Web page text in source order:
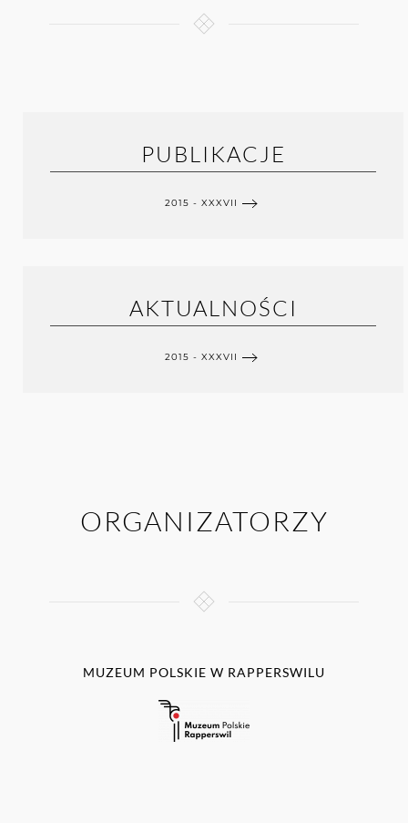
PUBLIKACJE
2015 - XXXVII
AKTUALNOŚCI
2015 - XXXVII
ORGANIZATORZY
MUZEUM POLSKIE W RAPPERSWILU